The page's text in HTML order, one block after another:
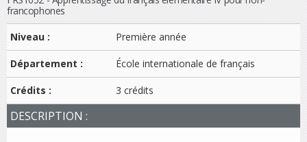
francophones
Niveau :
Première année
Département : École internationale de français
Crédits : 3 crédits
DESCRIPTION :